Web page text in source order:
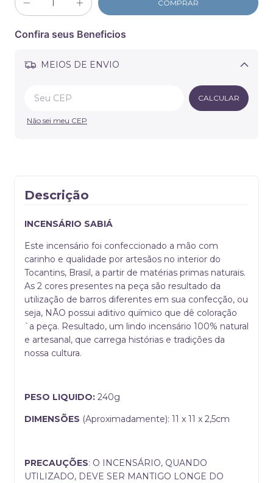
Confira seus Beneficios
MEIOS DE ENVIO
Alterar CEP
CALCULAR
Não sei meu CEP
Descrição
INCENSÁRIO SABIÁ
Este incensário foi confeccionado a mão com
carinho e qualidade por artesãos no interior do
Tocantins, Brasil, a partir de matérias primas naturais.
As 2 cores presentes na peça são resultado da
utilização de barros diferentes em sua confecção, ou
seja, NÃO possui aditivo químico que dê coloração
`a peça. Resultado, um lindo incensário 100% natural
e artesanal, que carrega histórias e tradições da
nossa cultura.
PESO LIQUIDO: 240g
DIMENSÕES (Aproximadamente): 11 x 11 x 2,5cm
PRECAUÇÕES: O INCENSÁRIO, QUANDO
UTILIZADO, DEVE SER MANTIGO LONGE DO